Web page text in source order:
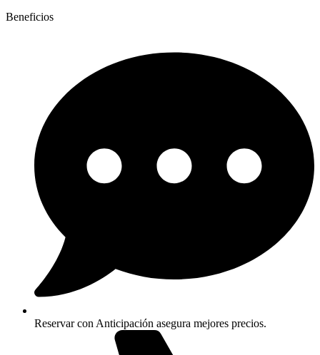
Beneficios
Reservar con Anticipación asegura mejores precios.